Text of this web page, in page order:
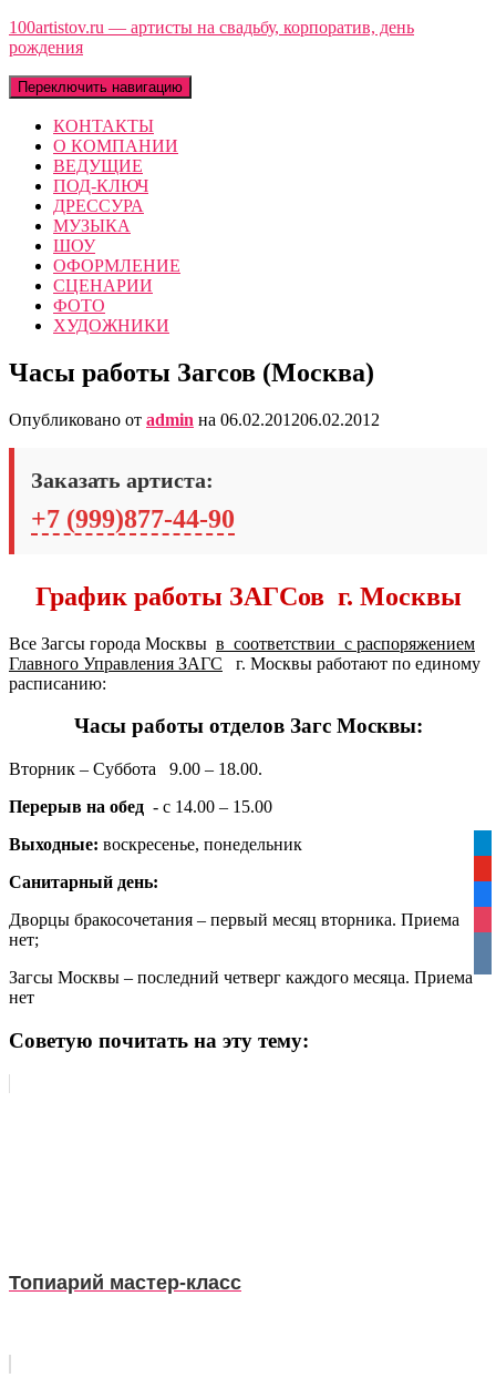
100artistov.ru — артисты на свадьбу, корпоратив, день
рождения
Переключить навигацию
КОНТАКТЫ
О КОМПАНИИ
ВЕДУЩИЕ
ПОД-КЛЮЧ
ДРЕССУРА
МУЗЫКА
ШОУ
ОФОРМЛЕНИЕ
СЦЕНАРИИ
ФОТО
ХУДОЖНИКИ
Часы работы Загсов (Москва)
Опубликовано от admin на 06.02.201206.02.2012
Заказать артиста:
+7 (999)877-44-90
График работы ЗАГСов г. Москвы
Все Загсы города Москвы в соответствии с распоряжением
Главного Управления ЗАГС г. Москвы работают по единому
расписанию:
Часы работы отделов Загс Москвы:
Вторник – Суббота 9.00 – 18.00.
Перерыв на обед - с 14.00 – 15.00
Выходные: воскресенье, понедельник
Санитарный день:
Дворцы бракосочетания – первый месяц вторника. Приема
нет;
Загсы Москвы – последний четверг каждого месяца. Приема
нет
Советую почитать на эту тему:
Топиарий мастер-класс